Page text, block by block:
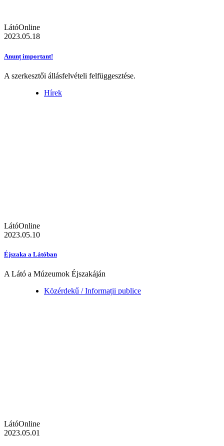
LátóOnline
2023.05.18
Anunț important!
A szerkesztői állásfelvételi felfüggesztése.
Hírek
LátóOnline
2023.05.10
Éjszaka a Látóban
A Látó a Múzeumok Éjszakáján
Közérdekű / Informații publice
LátóOnline
2023.05.01